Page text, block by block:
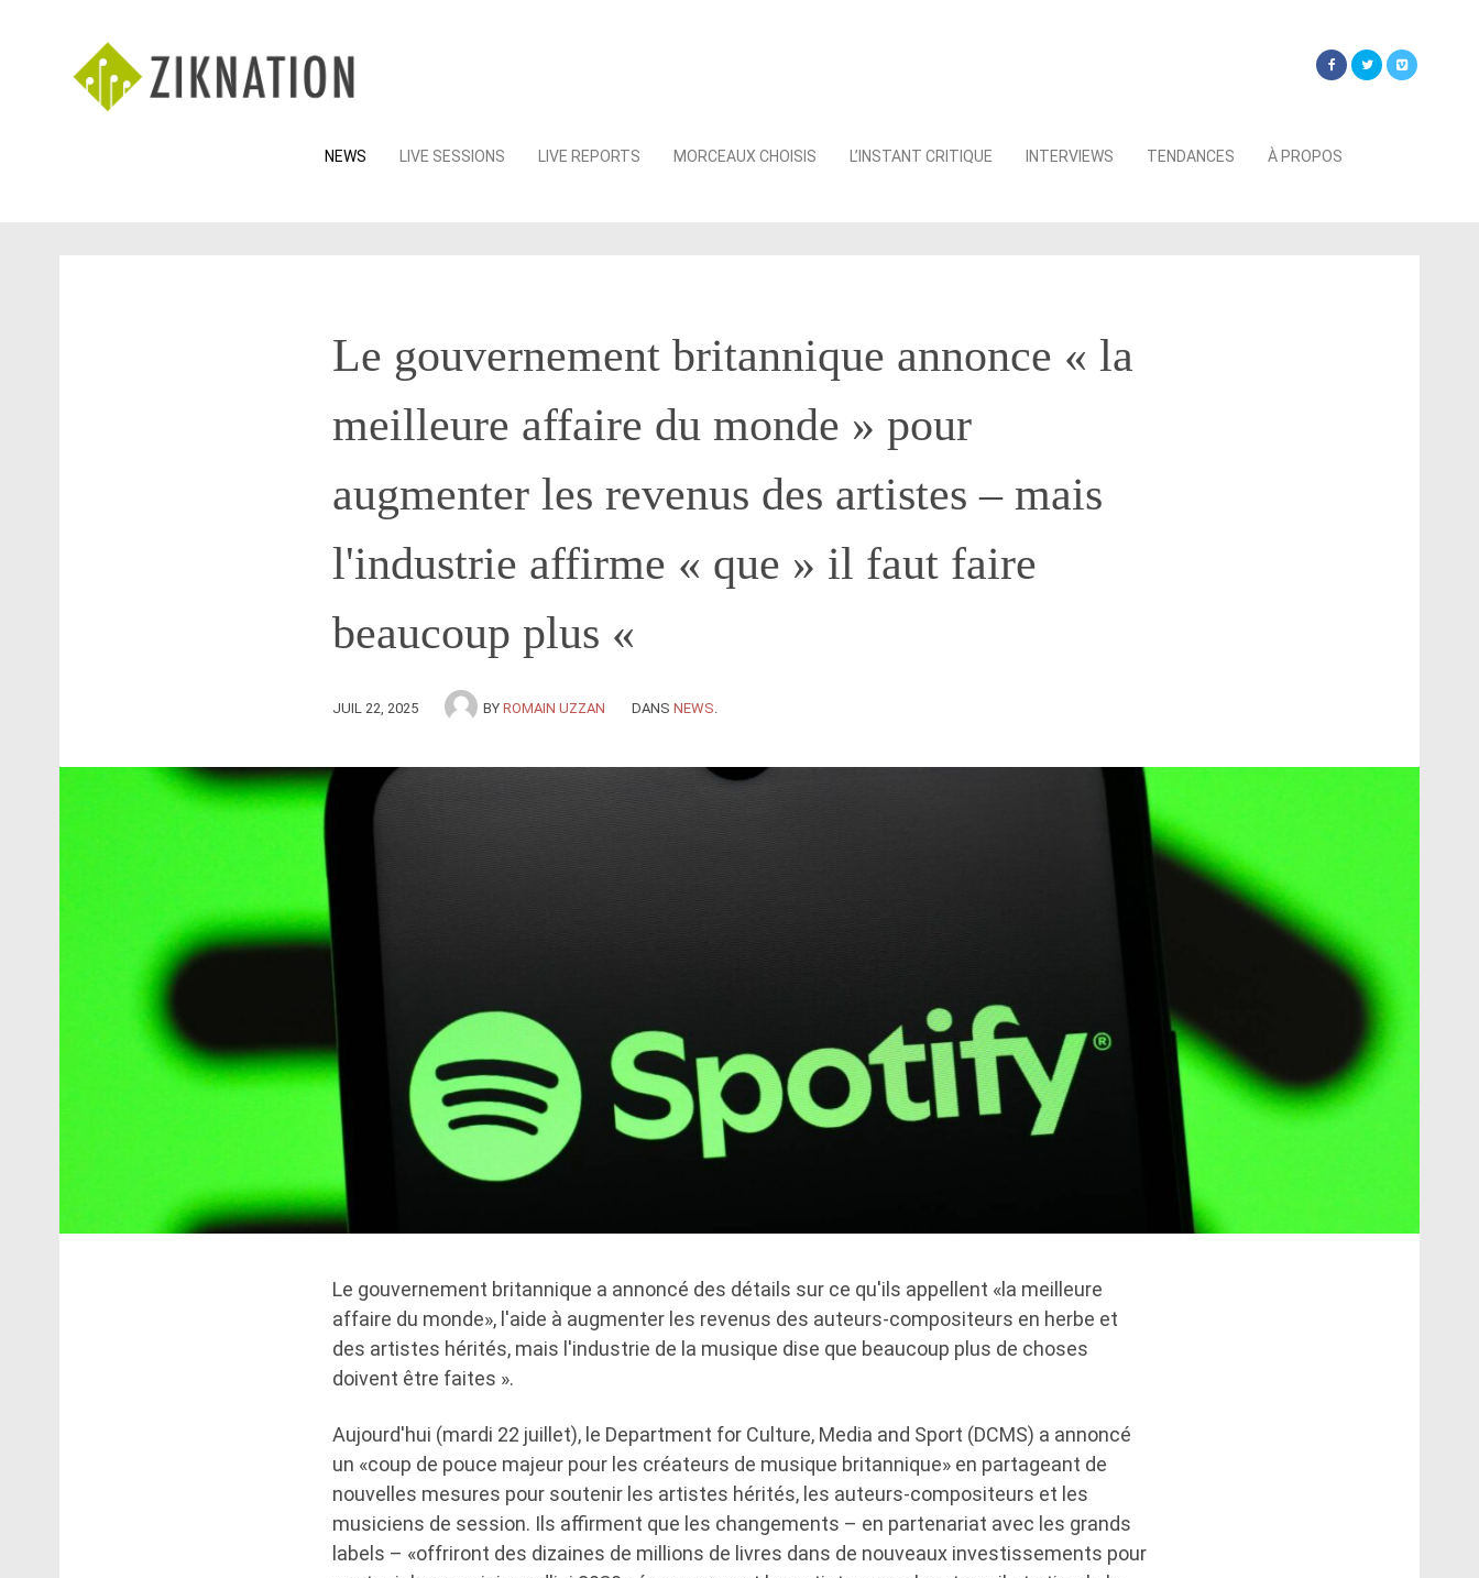
Skip
NEWS LIVE SESSIONS LIVE REPORTS MORCEAUX CHOISIS L’INSTANT CRITIQUE INTERVIEWS TENDANCES À PROPOS
Le gouvernement britannique annonce « la
meilleure affaire du monde » pour
augmenter les revenus des artistes – mais
l'industrie affirme « que » il faut faire
beaucoup plus «
JUIL 22, 2025 BY ROMAIN UZZAN DANS NEWS
Le gouvernement britannique a annoncé des détails sur ce qu'ils appellent «la meilleure
affaire du monde», l'aide à augmenter les revenus des auteurs-compositeurs en herbe et
des artistes hérités, mais l'industrie de la musique dise que beaucoup plus de choses
doivent être faites ».
Aujourd'hui (mardi 22 juillet), le Department for Culture, Media and Sport (DCMS) a annoncé
un «coup de pouce majeur pour les créateurs de musique britannique» en partageant de
nouvelles mesures pour soutenir les artistes hérités, les auteurs-compositeurs et les
musiciens de session. Ils affirment que les changements – en partenariat avec les grands
labels – «offriront des dizaines de millions de livres dans de nouveaux investissements pour